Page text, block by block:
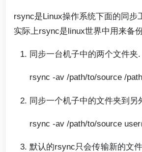
rsync是Linux操作系统下面的同步
实际上rsync是linux世界中用来备
同步一台机子中的两个文件夹.
rsync -av /path/to/source /
同步一个机子中的文件夹到另
rsync -av /path/to/source
默认的rsync只会传输新的文